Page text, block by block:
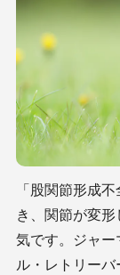
「股関節形成
き、関節が変
気です。ジャ
ル・レトリー